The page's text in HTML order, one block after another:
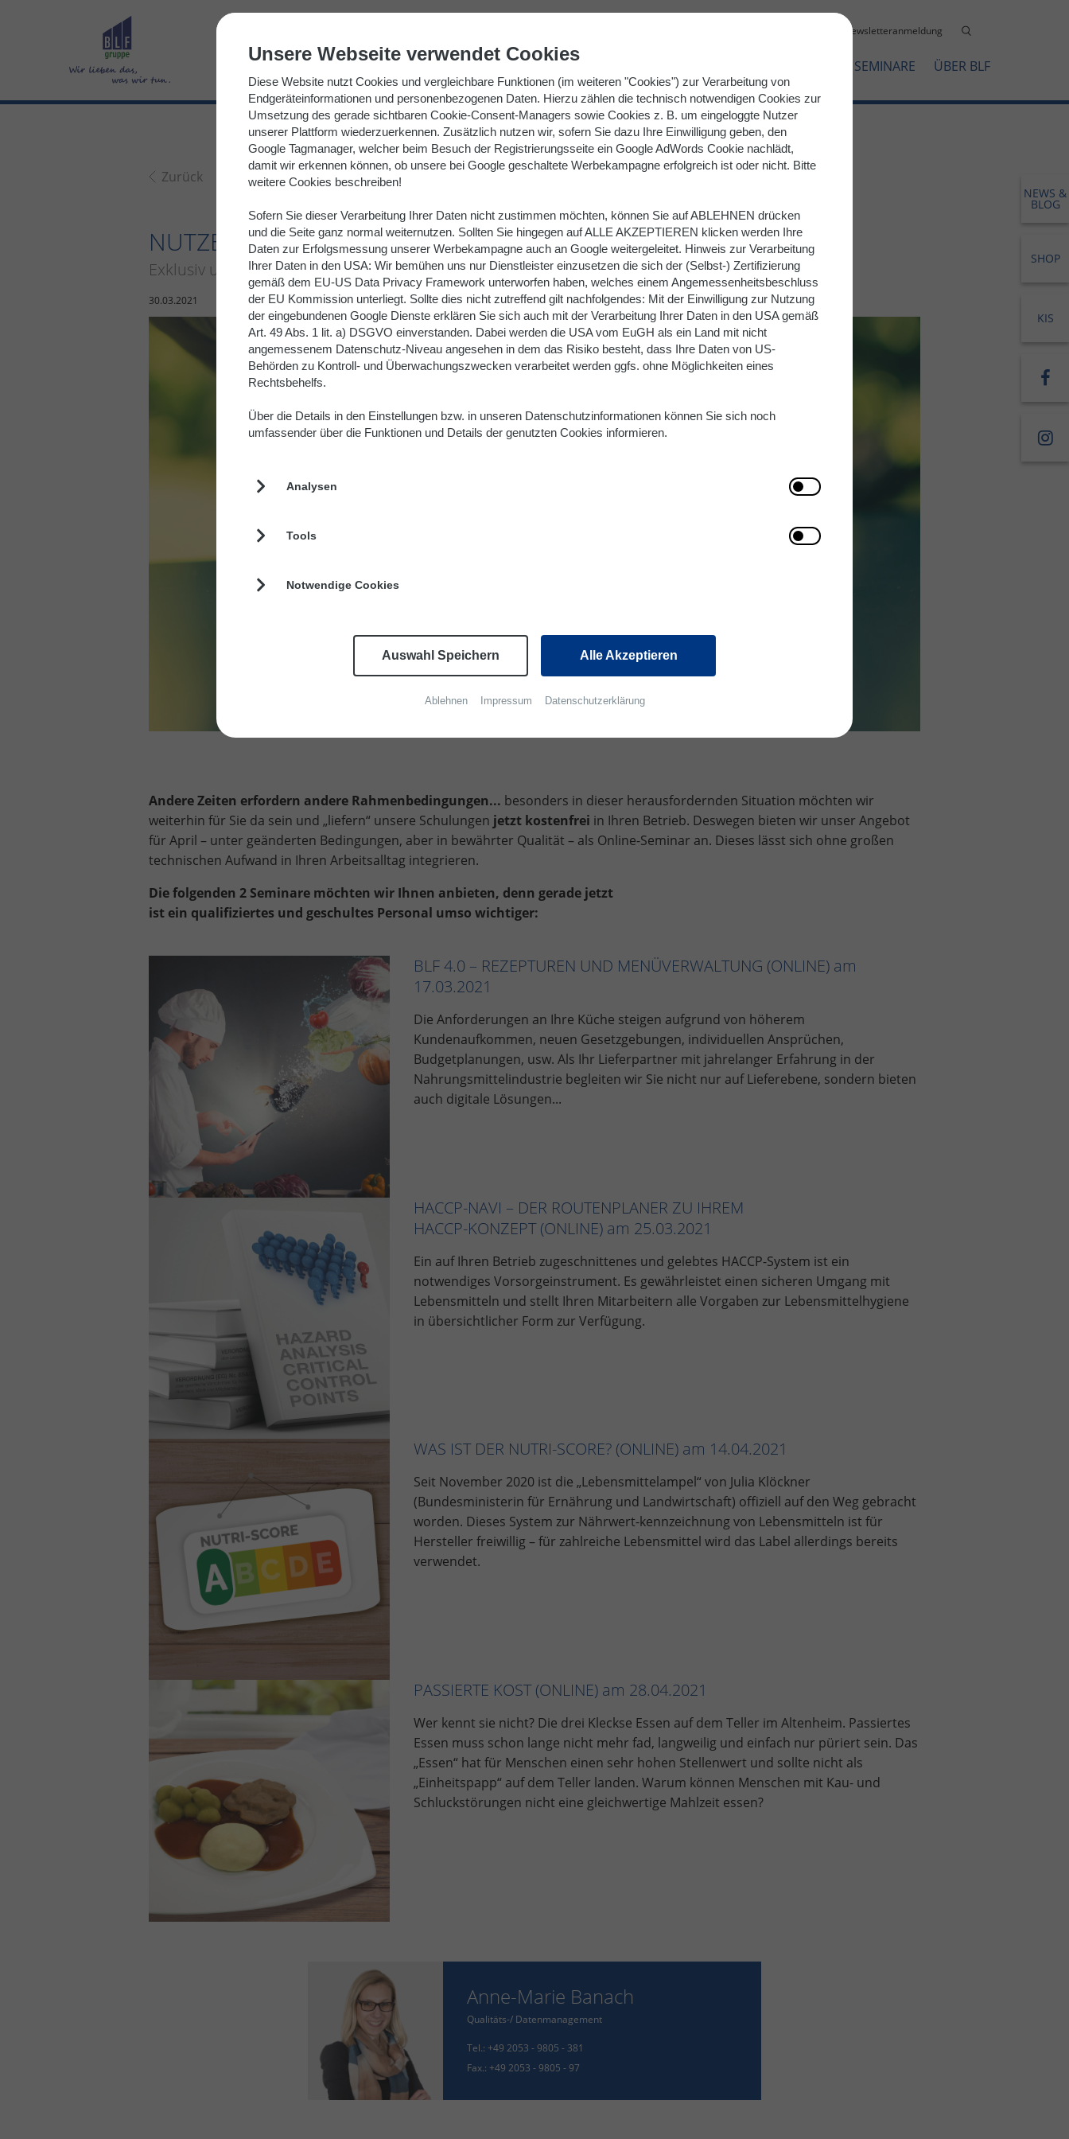
resource://Blf.Site/Private/Templates/Page/News.html
NEWS &
BLOG
SHOP
KIS
Newsletteranmeldung
SORTIMENT GROSSKÜCHENTECHNIK SEMINARE ÜBER BLF
Zurück
NUTZEN SIE JETZT IHRE CHANCE FÜR EIN SEMINAR
Exklusiv und kostenfrei für unsere Kunden
30.03.2021
Andere Zeiten erfordern andere Rahmenbedingungen... besonders in dieser herausfordernden Situation möchten wir
weiterhin für Sie da sein und „liefern“ unsere Schulungen jetzt kostenfrei in Ihren Betrieb. Deswegen bieten wir unser Angebot
für April – unter geänderten Bedingungen, aber in bewährter Qualität – als Online-Seminar an. Dieses lässt sich ohne großen
technischen Aufwand in Ihren Arbeitsalltag integrieren.
Die folgenden 2 Seminare möchten wir Ihnen anbieten, denn gerade jetzt
ist ein qualifiziertes und geschultes Personal umso wichtiger:
BLF 4.0 – REZEPTUREN UND MENÜVERWALTUNG (ONLINE) am
17.03.2021
Die Anforderungen an Ihre Küche steigen aufgrund von höherem
Kundenaufkommen, neuen Gesetzgebungen, individuellen Ansprüchen,
Budgetplanungen, usw. Als Ihr Lieferpartner mit jahrelanger Erfahrung in der
Nahrungsmittelindustrie begleiten wir Sie nicht nur auf Lieferebene, sondern bieten
auch digitale Lösungen...
HACCP-NAVI – DER ROUTENPLANER ZU IHREM
HACCP-KONZEPT (ONLINE) am 25.03.2021
Ein auf Ihren Betrieb zugeschnittenes und gelebtes HACCP-System ist ein
notwendiges Vorsorgeinstrument. Es gewährleistet einen sicheren Umgang mit
Lebensmitteln und stellt Ihren Mitarbeitern alle Vorgaben zur Lebensmittelhygiene
in übersichtlicher Form zur Verfügung.
WAS IST DER NUTRI-SCORE? (ONLINE) am 14.04.2021
Seit November 2020 ist die „Lebensmittelampel“ von Julia Klöckner
(Bundesministerin für Ernährung und Landwirtschaft) offiziell auf den Weg gebracht
worden. Dieses System zur Nährwert-kennzeichnung von Lebensmitteln ist für
Hersteller freiwillig – für zahlreiche Lebensmittel wird das Label allerdings bereits
verwendet.
PASSIERTE KOST (ONLINE) am 28.04.2021
Wer kennt sie nicht? Die drei Kleckse Essen auf dem Teller im Altenheim. Passiertes
Essen muss schon lange nicht mehr fad, langweilig und einfach nur püriert sein. Das
„Essen“ hat für Menschen einen sehr hohen Stellenwert und sollte nicht als
„Einheitspapp“ auf dem Teller landen. Warum können Menschen mit Kau- und
Schluckstörungen nicht eine gleichwertige Mahlzeit essen?
Anne-Marie Banach
Qualitäts-/ Datenmanagement
Tel.: +49 2053 - 9805 - 381
Fax.: +49 2053 - 9805 - 97
Unsere Webseite verwendet Cookies
Diese Website nutzt Cookies und vergleichbare Funktionen (im weiteren "Cookies") zur Verarbeitung von
Endgeräteinformationen und personenbezogenen Daten. Hierzu zählen die technisch notwendigen Cookies zur
Umsetzung des gerade sichtbaren Cookie-Consent-Managers sowie Cookies z. B. um eingeloggte Nutzer
unserer Plattform wiederzuerkennen. Zusätzlich nutzen wir, sofern Sie dazu Ihre Einwilligung geben, den
Google Tagmanager, welcher beim Besuch der Registrierungsseite ein Google AdWords Cookie nachlädt,
damit wir erkennen können, ob unsere bei Google geschaltete Werbekampagne erfolgreich ist oder nicht. Bitte
weitere Cookies beschreiben!
Sofern Sie dieser Verarbeitung Ihrer Daten nicht zustimmen möchten, können Sie auf ABLEHNEN drücken
und die Seite ganz normal weiternutzen. Sollten Sie hingegen auf ALLE AKZEPTIEREN klicken werden Ihre
Daten zur Erfolgsmessung unserer Werbekampagne auch an Google weitergeleitet. Hinweis zur Verarbeitung
Ihrer Daten in den USA: Wir bemühen uns nur Dienstleister einzusetzen die sich der (Selbst-) Zertifizierung
gemäß dem EU-US Data Privacy Framework unterworfen haben, welches einem Angemessenheitsbeschluss
der EU Kommission unterliegt. Sollte dies nicht zutreffend gilt nachfolgendes: Mit der Einwilligung zur Nutzung
der eingebundenen Google Dienste erklären Sie sich auch mit der Verarbeitung Ihrer Daten in den USA gemäß
Art. 49 Abs. 1 lit. a) DSGVO einverstanden. Dabei werden die USA vom EuGH als ein Land mit nicht
angemessenem Datenschutz-Niveau angesehen in dem das Risiko besteht, dass Ihre Daten von US-
Behörden zu Kontroll- und Überwachungszwecken verarbeitet werden ggfs. ohne Möglichkeiten eines
Rechtsbehelfs.
Über die Details in den Einstellungen bzw. in unseren Datenschutzinformationen können Sie sich noch
umfassender über die Funktionen und Details der genutzten Cookies informieren.
Analysen
Tools
Notwendige Cookies
Auswahl Speichern Alle Akzeptieren
Ablehnen Impressum Datenschutzerklärung